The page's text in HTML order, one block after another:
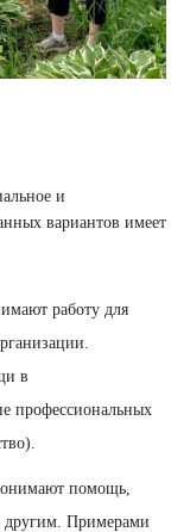
и
вариантов имеет
работу для
в
профессиональных
помощь,
другим. Примерами